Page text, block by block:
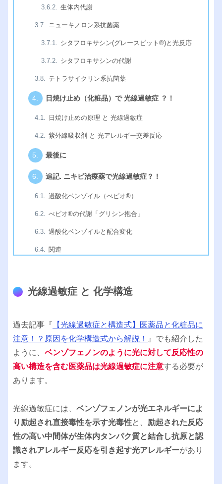
生体内代謝
ニューキノロン系抗菌薬
シタフロキサシン(グレースビット®︎)と光反応
シタフロキサシンの代謝
テトラサイクリン系抗菌薬
日焼け止め（化粧品）で 光線過敏症 ？！
日焼け止めの原理 と 光線過敏症
紫外線吸収剤 と 光アレルギー交差反応
最後に
追記. ニキビ治療薬で光線過敏症？！
過酸化ベンゾイル（べピオ®︎）
べピオ®︎の代謝「グリシン抱合」
過酸化ベンゾイルと配合変化
関連
光線過敏症 と 化学構造
過去記事『 【光線過敏症と構造式】医薬品と化粧品に
注意！？原因を化学構造式から解説！
』でも紹介した
ように、 ベンゾフェノンのように光に対して反応性の
高い構造を含む医薬品は光線過敏症に注意する必要が
あります。
光線過敏症には、 ベンゾフェノンが光エネルギーによ
り励起され直接毒性を示す光毒性と、 励起された反応
性の高い中間体が生体内タンパク質と結合し抗原と認
識されアレルギー反応を引き起す光アレルギーがあり
ます。